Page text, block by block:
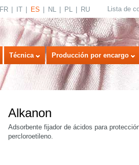
FR IT ES NL PL RU Lista de
Técnica Producción por encargo
Alkanon
Adsorbente fijador de ácidos para
percloroetileno.